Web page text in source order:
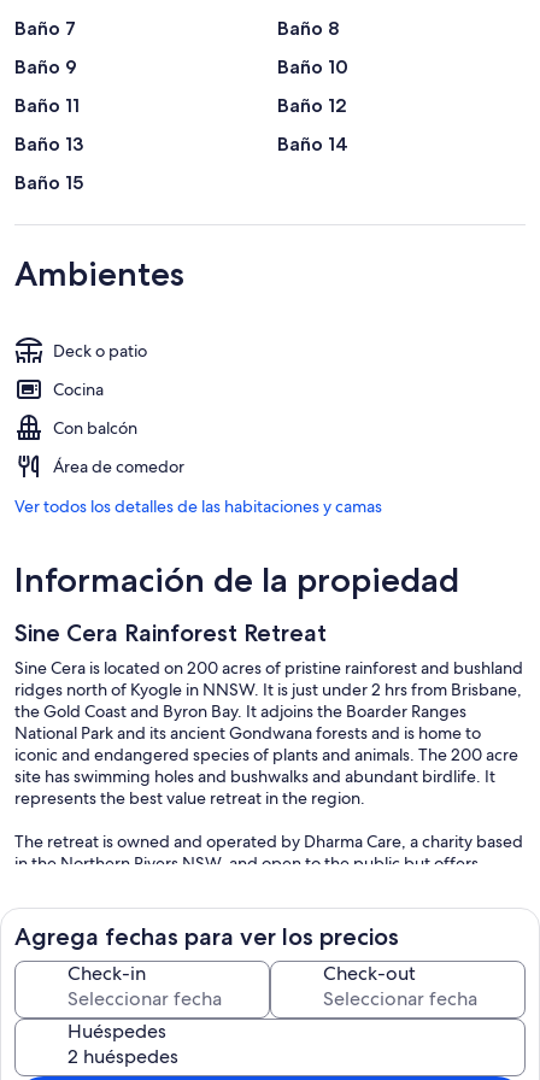
Baño 7
Baño 8
Baño 9
Baño 10
Baño 11
Baño 12
Baño 13
Baño 14
Baño 15
Ambientes
Deck o patio
Cocina
Con balcón
Área de comedor
Ver todos los detalles de las habitaciones y camas
Información de la propiedad
Sine Cera Rainforest Retreat
Sine Cera is located on 200 acres of pristine rainforest and bushland
ridges north of Kyogle in NNSW. It is just under 2 hrs from Brisbane,
the Gold Coast and Byron Bay. It adjoins the Boarder Ranges
National Park and its ancient Gondwana forests and is home to
iconic and endangered species of plants and animals. The 200 acre
site has swimming holes and bushwalks and abundant birdlife. It
represents the best value retreat in the region.
The retreat is owned and operated by Dharma Care, a charity based
in the Northern Rivers NSW, and open to the public but offers
accommodate up to 100 people in a mix of twin share (30 people)
and bunk accommodation (70 people). There are two large meeting
rooms - one is 27m x 9m (dining area + activities room); the other is
14m x 7m.
The facility has hosted small and large groups: schools, artist
workshops, business conferences, yoga and meditation retreats,
personal development workshops, health retreats, weddings,
Agrega fechas para ver los precios
Check-in Check-out
Huéspedes